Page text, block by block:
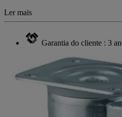
Ler mais
Garantia do cliente : 3